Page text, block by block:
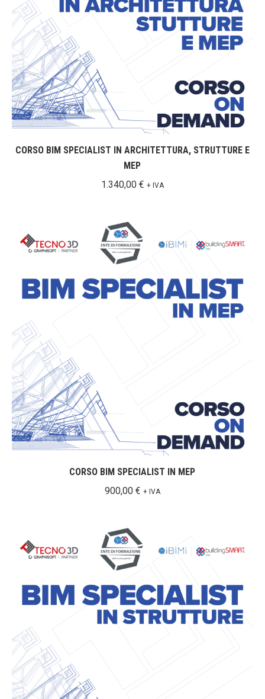
CORSO BIM SPECIALIST IN ARCHITETTURA, STRUTTURE E
MEP
1.340,00 € + IVA
CORSO BIM SPECIALIST IN MEP
900,00 € + IVA